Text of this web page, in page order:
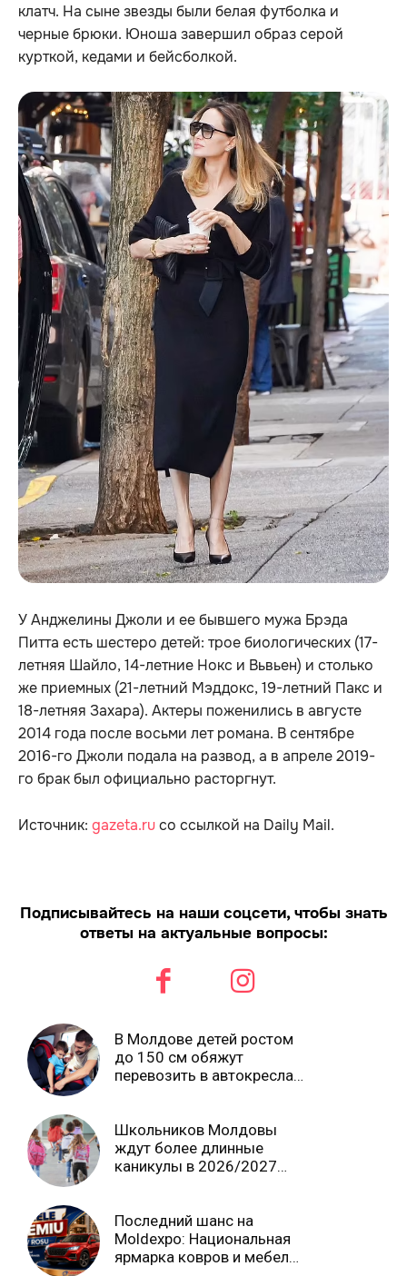
клатч. На сыне звезды были белая футболка и
черные брюки. Юноша завершил образ серой
курткой, кедами и бейсболкой.
У Анджелины Джоли и ее бывшего мужа Брэда
Питта есть шестеро детей: трое биологических (17-
летняя Шайло, 14-летние Нокс и Вьвьен) и столько
же приемных (21-летний Мэддокс, 19-летний Пакс и
18-летняя Захара). Актеры поженились в августе
2014 года после восьми лет романа. В сентябре
2016-го Джоли подала на развод, а в апреле 2019-
го брак был официально расторгнут.
Источник: gazeta.ruсо ссылкой на Daily Mail.
Подписывайтесь на наши соцсети, чтобы знать
ответы на актуальные вопросы:
В Молдове детей ростом
до 150 см обяжут
перевозить в автокреслах
Школьников Молдовы
ждут более длинные
каникулы в 2026/2027
Последний шанс на
Moldexpo: Национальная
ярмарка ковров и мебели